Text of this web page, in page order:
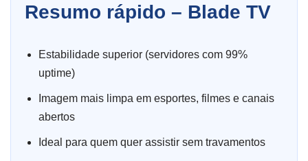
Resumo rápido – Blade TV
Estabilidade superior (servidores com 99%
uptime)
Imagem mais limpa em esportes, filmes e canais
abertos
Ideal para quem quer assistir sem travamentos